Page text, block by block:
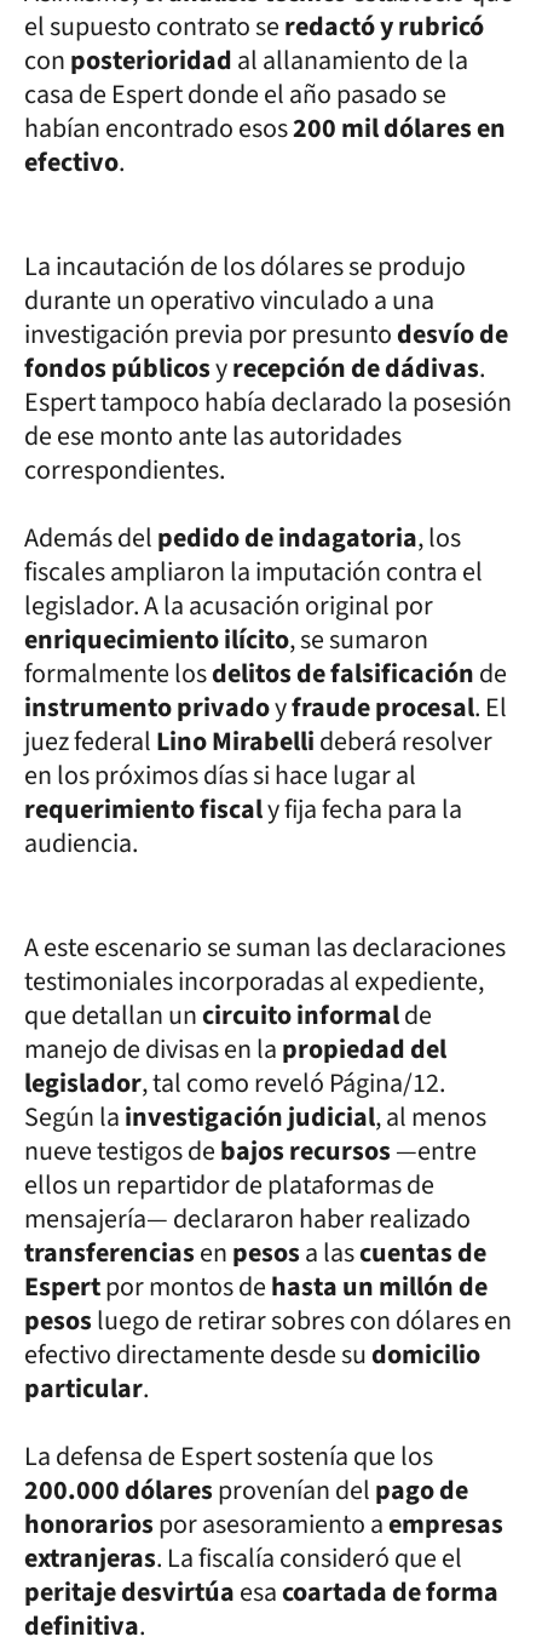
el supuesto contrato seredactó y rubricó
conposterioridadal allanamiento de la
casa de Espert donde el año pasado se
habían encontrado esos200 mil dólares en
efectivo.
La incautación de los dólares se produjo
durante un operativo vinculado a una
investigación previa por presuntodesvío de
fondos públicosyrecepción de dádivas.
Espert tampoco había declarado la posesión
de ese monto ante las autoridades
correspondientes.
Además delpedido de indagatoria, los
fiscales ampliaron la imputación contra el
legislador. A la acusación original por
enriquecimiento ilícito, se sumaron
formalmente losdelitos de falsificaciónde
instrumento privadoyfraude procesal. El
juez federalLino Mirabellideberá resolver
en los próximos días si hace lugar al
requerimiento fiscaly fija fecha para la
audiencia.
A este escenario se suman las declaraciones
testimoniales incorporadas al expediente,
que detallan uncircuito informalde
manejo de divisas en lapropiedad del
legislador, tal como reveló Página/12.
Según lainvestigación judicial, al menos
nueve testigos debajos recursos—entre
ellos un repartidor de plataformas de
mensajería— declararon haber realizado
transferenciasenpesosa lascuentas de
Espertpor montos dehasta un millón de
pesosluego de retirar sobres con dólares en
efectivo directamente desde sudomicilio
particular.
La defensa de Espert sostenía que los
200.000 dólaresprovenían delpago de
honorariospor asesoramiento aempresas
extranjeras. La fiscalía consideró que el
peritaje desvirtúaesacoartada de forma
definitiva.